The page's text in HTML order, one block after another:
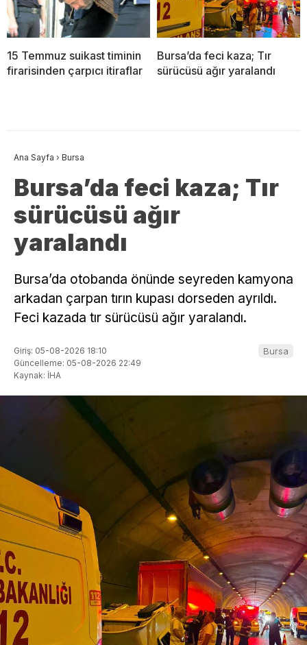
15 Temmuz suikast timinin
firarisinden çarpıcı itiraflar
Bursa’da feci kaza; Tır
sürücüsü ağır yaralandı
Ana Sayfa › Bursa
Bursa’da feci kaza; Tır
sürücüsü ağır
yaralandı
Bursa’da otobanda önünde seyreden kamyona
arkadan çarpan tırın kupası dorseden ayrıldı.
Feci kazada tır sürücüsü ağır yaralandı.
Giriş: 05-08-2026 18:10
Güncelleme: 05-08-2026 22:49
Kaynak: İHA
Bursa